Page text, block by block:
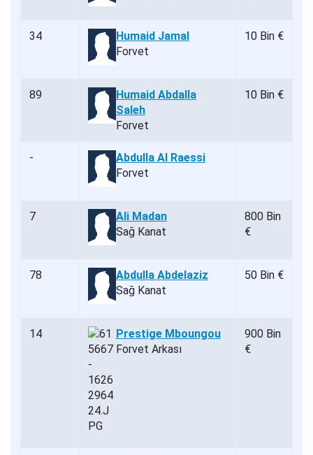
34
Humaid Jamal
Forvet
10 Bin €
89
Humaid Abdalla
Saleh
Forvet
10 Bin €
-
Abdulla Al Raessi
Forvet
7
Ali Madan
Sağ Kanat
800 Bin
€
78
Abdulla Abdelaziz
Sağ Kanat
50 Bin €
14
Prestige Mboungou
Forvet Arkası
900 Bin
€